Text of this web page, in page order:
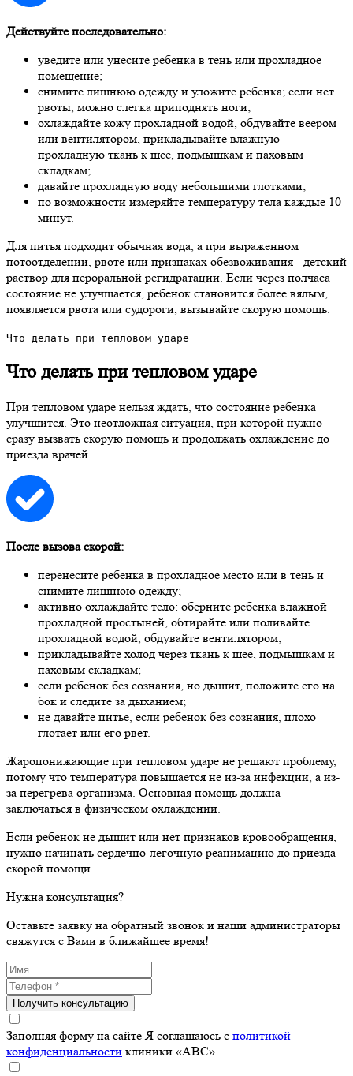
Действуйте последовательно:
уведите или унесите ребенка в тень или прохладное
помещение;
снимите лишнюю одежду и уложите ребенка; если нет
рвоты, можно слегка приподнять ноги;
охлаждайте кожу прохладной водой, обдувайте веером
или вентилятором, прикладывайте влажную
прохладную ткань к шее, подмышкам и паховым
складкам;
давайте прохладную воду небольшими глотками;
по возможности измеряйте температуру тела каждые 10
минут.
Для питья подходит обычная вода, а при выраженном
потоотделении, рвоте или признаках обезвоживания - детский
раствор для пероральной регидратации. Если через полчаса
состояние не улучшается, ребенок становится более вялым,
появляется рвота или судороги, вызывайте скорую помощь.
Что делать при тепловом ударе
Что делать при тепловом ударе
При тепловом ударе нельзя ждать, что состояние ребенка
улучшится. Это неотложная ситуация, при которой нужно
сразу вызвать скорую помощь и продолжать охлаждение до
приезда врачей.
После вызова скорой:
перенесите ребенка в прохладное место или в тень и
снимите лишнюю одежду;
активно охлаждайте тело: оберните ребенка влажной
прохладной простыней, обтирайте или поливайте
прохладной водой, обдувайте вентилятором;
прикладывайте холод через ткань к шее, подмышкам и
паховым складкам;
если ребенок без сознания, но дышит, положите его на
бок и следите за дыханием;
не давайте питье, если ребенок без сознания, плохо
глотает или его рвет.
Жаропонижающие при тепловом ударе не решают проблему,
потому что температура повышается не из-за инфекции, а из-
за перегрева организма. Основная помощь должна
заключаться в физическом охлаждении.
Если ребенок не дышит или нет признаков кровообращения,
нужно начинать сердечно-легочную реанимацию до приезда
скорой помощи.
Нужна консультация?
Оставьте заявку на обратный звонок и наши администраторы
свяжутся с Вами в ближайшее время!
Получить консультацию
Заполняя форму на сайте Я соглашаюсь с политикой
конфиденциальности клиники «ABC»